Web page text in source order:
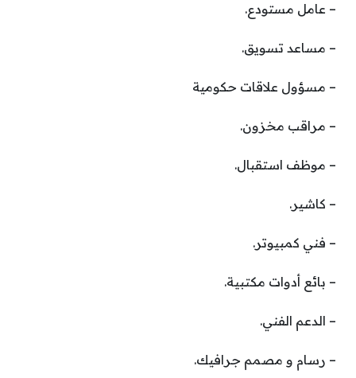
– عامل مستودع.
– مساعد تسويق.
– مسؤول علاقات حكومية
– مراقب مخزون.
– موظف استقبال.
– كاشير.
– فني كمبيوتر.
– بائع أدوات مكتبية.
– الدعم الفني.
– رسام و مصمم جرافيك.